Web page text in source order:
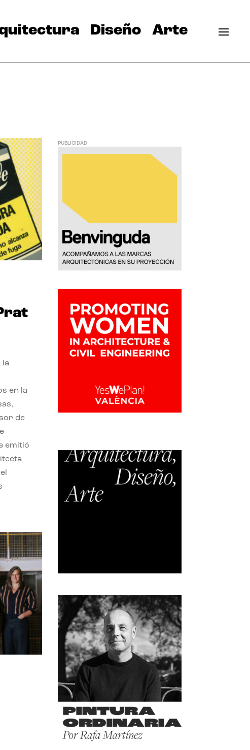
Diseño Arte
la
en la
de
emitió
PUBLICIDAD